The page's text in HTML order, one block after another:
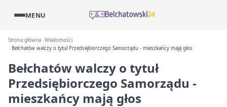
MENU
Strona główna Wiadomości
Bełchatów walczy o tytuł Przedsiębiorczego Samorządu - mieszkańcy mają głos
Bełchatów walczy o tytuł
Przedsiębiorczego Samorządu -
mieszkańcy mają głos